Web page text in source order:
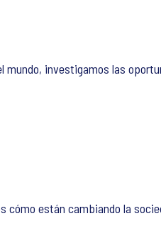
investigamos las
están cambiando la